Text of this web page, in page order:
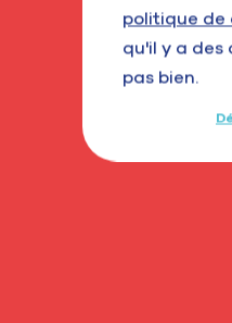
politique
qu'il y a des
pas bien.